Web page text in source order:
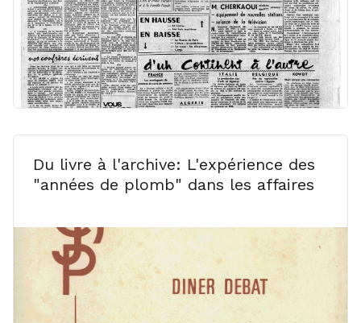
Du livre à l'archive: L'expérience des
"années de plomb" dans les affaires